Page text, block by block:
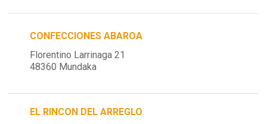
CONFECCIONES ABAROA
Florentino Larrinaga 21
48360 Mundaka
EL RINCON DEL ARREGLO